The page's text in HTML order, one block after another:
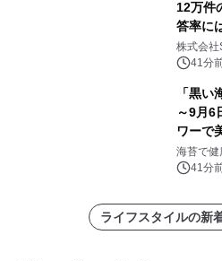
12万件
答率に
がりや
株式会社
41分
「黒
～9月6
ワーで
けしま
海苔で健
41分
ライフスタイルの新